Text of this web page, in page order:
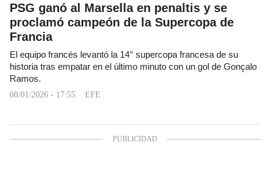
PSG ganó al Marsella en penaltis y se
proclamó campeón de la Supercopa de
Francia
El equipo francés levantó la 14° supercopa francesa de su
historia tras empatar en el último minuto con un gol de Gonçalo
Ramos.
08/01/2026 - 17:55 EFE